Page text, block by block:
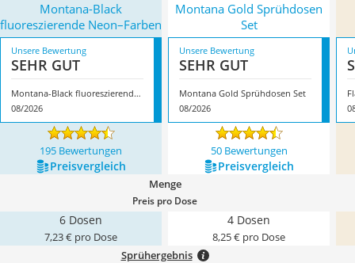
Montana-Black
fluoreszierende Neon–Farben
Montana Gold Sprühdosen
Set
Unsere Bewertung
SEHR GUT
Montana-Black fluoreszierende Neon–Farben
08/2026
Unsere Bewertung
SEHR GUT
Montana Gold Sprühdosen Set
08/2026
195 Bewertungen 50 Bewertungen
Preis­vergleich Preis­vergleich
Menge
Preis pro Dose
6 Dosen
7,23 € pro Dose
4 Dosen
8,25 € pro Dose
Sprühergebnis